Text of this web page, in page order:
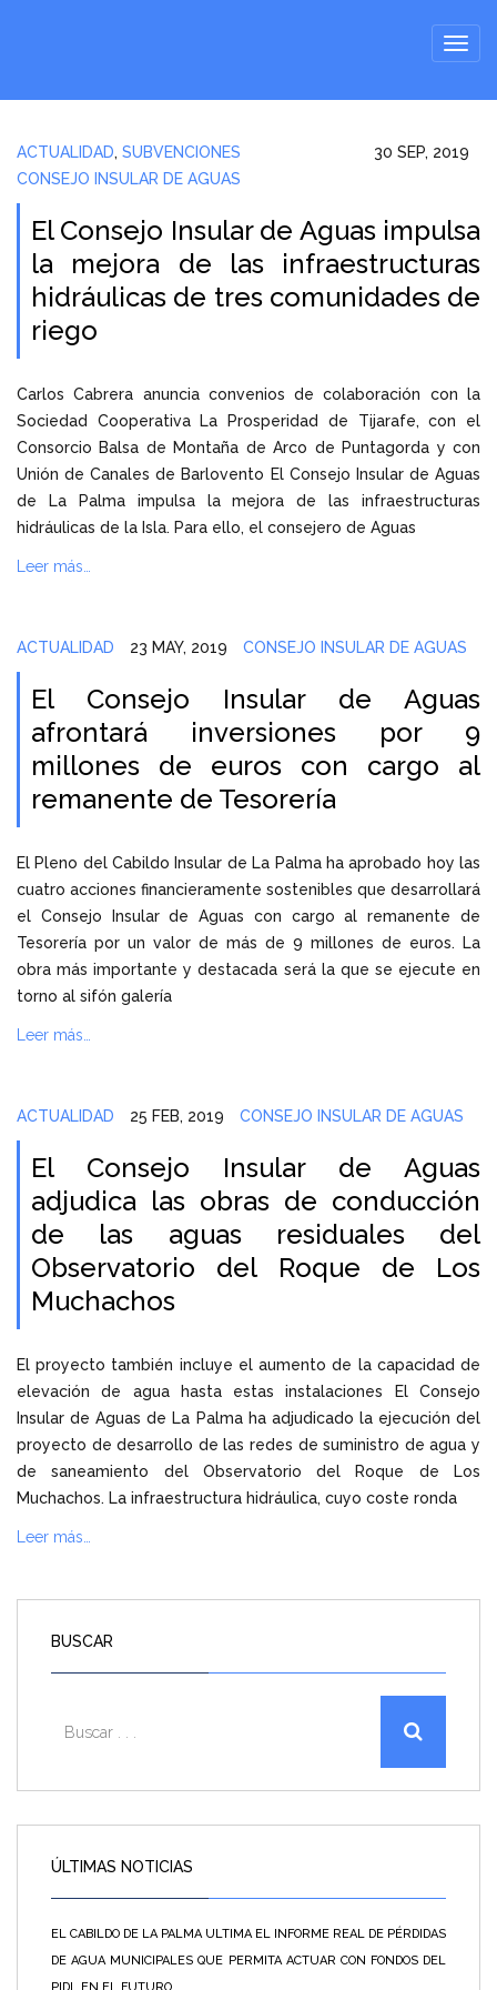
ACTUALIDAD, SUBVENCIONES
30 SEP, 2019
CONSEJO INSULAR DE AGUAS
El Consejo Insular de Aguas impulsa
la mejora de las infraestructuras
hidráulicas de tres comunidades de
riego
Carlos Cabrera anuncia convenios de colaboración con la
Sociedad Cooperativa La Prosperidad de Tijarafe, con el
Consorcio Balsa de Montaña de Arco de Puntagorda y con
Unión de Canales de Barlovento El Consejo Insular de Aguas
de La Palma impulsa la mejora de las infraestructuras
hidráulicas de la Isla. Para ello, el consejero de Aguas
Leer más…
ACTUALIDAD 23 MAY, 2019 CONSEJO INSULAR DE AGUAS
El Consejo Insular de Aguas
afrontará inversiones por 9
millones de euros con cargo al
remanente de Tesorería
El Pleno del Cabildo Insular de La Palma ha aprobado hoy las
cuatro acciones financieramente sostenibles que desarrollará
el Consejo Insular de Aguas con cargo al remanente de
Tesorería por un valor de más de 9 millones de euros. La
obra más importante y destacada será la que se ejecute en
torno al sifón galería
Leer más…
ACTUALIDAD 25 FEB, 2019 CONSEJO INSULAR DE AGUAS
El Consejo Insular de Aguas
adjudica las obras de conducción
de las aguas residuales del
Observatorio del Roque de Los
Muchachos
El proyecto también incluye el aumento de la capacidad de
elevación de agua hasta estas instalaciones El Consejo
Insular de Aguas de La Palma ha adjudicado la ejecución del
proyecto de desarrollo de las redes de suministro de agua y
de saneamiento del Observatorio del Roque de Los
Muchachos. La infraestructura hidráulica, cuyo coste ronda
Leer más…
BUSCAR
ÚLTIMAS NOTICIAS
EL CABILDO DE LA PALMA ULTIMA EL INFORME REAL DE PÉRDIDAS
DE AGUA MUNICIPALES QUE PERMITA ACTUAR CON FONDOS DEL